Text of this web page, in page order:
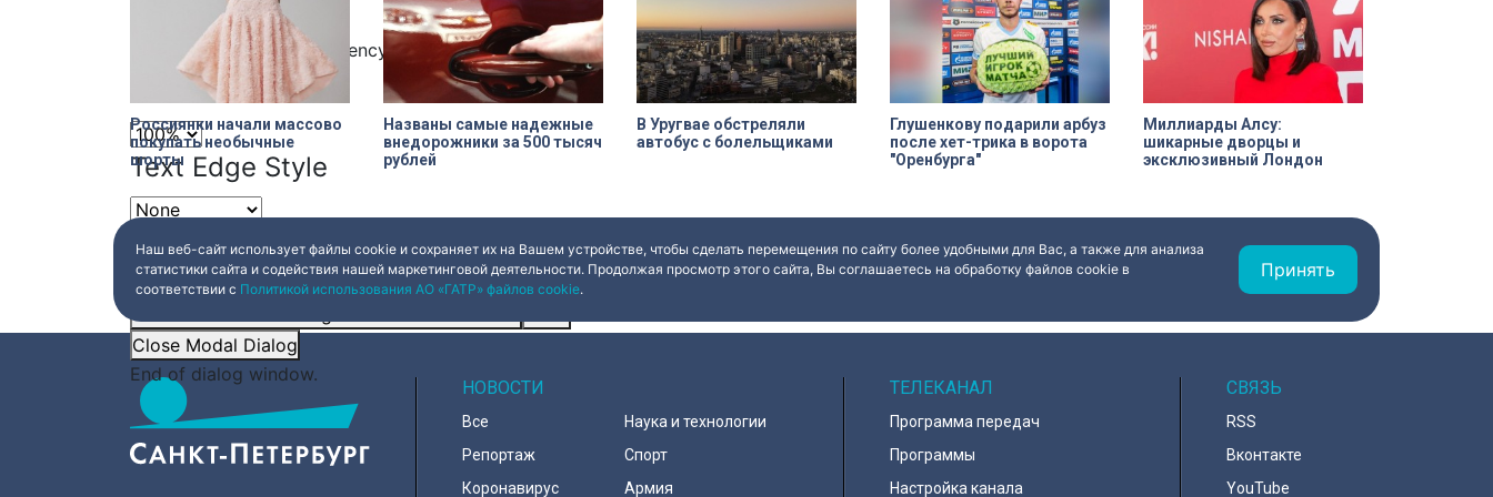
Window
Transparency
Font Size
Text Edge Style
Font Family
Reset
Close Modal Dialog
End of dialog window.
имущества, а яркий стрит-арт,
который не имеет ничего общего
с вандализмом.
деревянного модерна и почему
эта история уникальна?
Россиянки начали массово
покупать необычные
шорты
Названы самые надежные
внедорожники за 500 тысяч
рублей
В Уругвае обстреляли
автобус с болельщиками
Глушенкову подарили арбуз
после хет-трика в ворота
"Оренбурга"
Миллиарды Алсу:
шикарные дворцы и
эксклюзивный Лондон
Наш веб-сайт использует файлы cookie и сохраняет их на Вашем устройстве, чтобы сделать перемещения по сайту более удобными для Вас, а также для анализа
статистики сайта и содействия нашей маркетинговой деятельности. Продолжая просмотр этого сайта, Вы соглашаетесь на обработку файлов cookie в
соответствии с Политикой использования АО «ГАТР» файлов cookie.
Принять
НОВОСТИ
Все
Репортаж
Коронавирус
Наука и технологии
Спорт
Армия
ТЕЛЕКАНАЛ
Программа передач
Программы
Настройка канала
СВЯЗЬ
RSS
Вконтакте
YouTube